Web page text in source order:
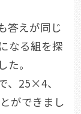
答えが同じ
なる組を探
。
、25×4、
ができまし